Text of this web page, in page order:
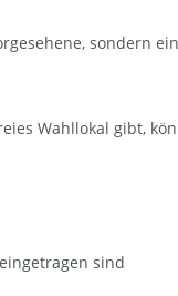
sondern
Wahllokal gibt,
sind